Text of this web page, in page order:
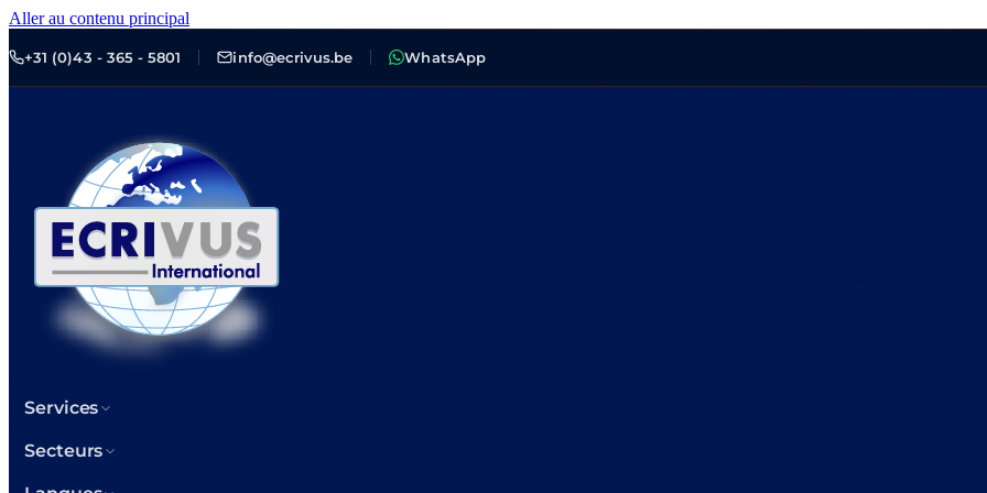
Aller au contenu principal
+31 (0)43 - 365 - 5801 info@ecrivus.be WhatsApp
Services
Secteurs